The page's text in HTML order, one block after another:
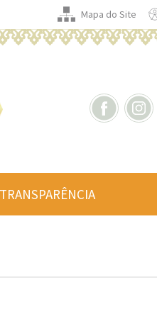
Mapa do Site